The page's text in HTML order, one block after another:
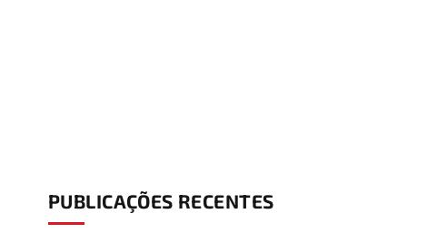
PUBLICAÇÕES RECENTES